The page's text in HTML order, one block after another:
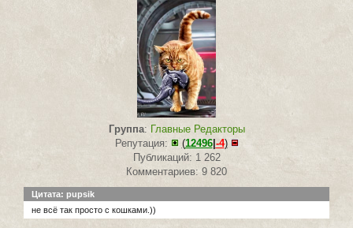
Группа: Главные Редакторы
Репутация:
(12496| -4)
Публикаций: 1 262
Комментариев: 9 820
Цитата: pupsik
не всё так просто с кошками.))